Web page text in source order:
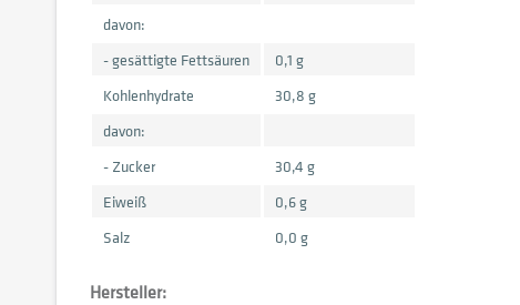
davon:
- gesättigte Fettsäuren
0,1 g
Kohlenhydrate
30,8 g
davon:
- Zucker
30,4 g
Eiweiß
0,6 g
Salz
0,0 g
Hersteller: